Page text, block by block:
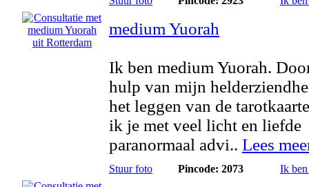
medium Yuorah
Ik ben medium Yuorah.
hulp van mijn
het leggen van de
ik je met veel licht en liefde
paranormaal advi.. Lees
Stuur foto Pincode: 2073 Ik